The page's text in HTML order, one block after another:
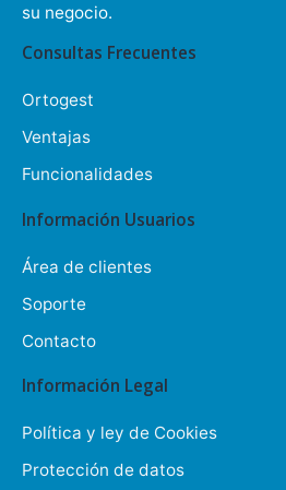
su negocio.
Consultas Frecuentes
Ortogest
Ventajas
Funcionalidades
Información Usuarios
Área de clientes
Soporte
Contacto
Información Legal
Política y ley de Cookies
Protección de datos